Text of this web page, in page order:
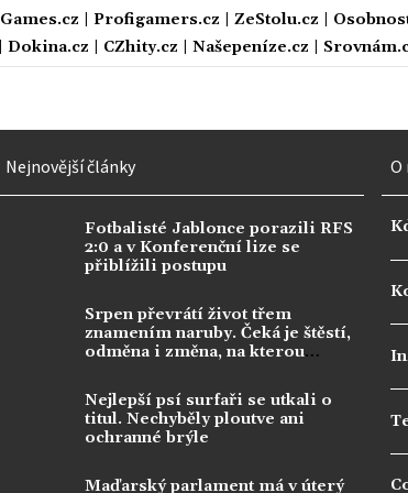
Games.cz Profigamers.cz ZeStolu.cz
Dokina.cz CZhity.cz Našepeníze.cz
Nejnovější články
Fotbalisté Jablonce porazili RFS
2:0 a v Konferenční lize se
přiblížili postupu
Srpen převrátí život třem
znamením naruby. Čeká je štěstí,
odměna i změna, na kterou
Nejlepší psí surfaři se utkali o
titul. Nechyběly ploutve ani
ochranné brýle
Maďarský parlament má v úterý
O